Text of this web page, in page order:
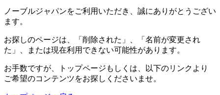
ノーブルジャパンをご利用いただき、誠にありがとうござい
ます。
お探しのページは、「削除された」、「名前が変更され
た」、または現在利用できない可能性があります。
お手数ですが、トップページもしくは、以下のリンクより
ご希望のコンテンツをお探しくださいませ。